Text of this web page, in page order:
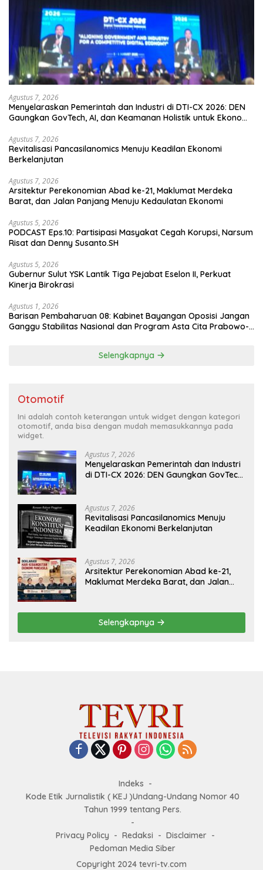
Agustus 7, 2026
Menyelaraskan Pemerintah dan Industri di DTI-CX 2026: DEN
Gaungkan GovTech, AI, dan Keamanan Holistik untuk Ekonomi
Agustus 7, 2026
Revitalisasi Pancasilanomics Menuju Keadilan Ekonomi
Berkelanjutan
Agustus 7, 2026
Arsitektur Perekonomian Abad ke-21, Maklumat Merdeka
Barat, dan Jalan Panjang Menuju Kedaulatan Ekonomi
Agustus 5, 2026
PODCAST Eps.10: Partisipasi Masyakat Cegah Korupsi, Narsum
Risat dan Denny Susanto.SH
Agustus 5, 2026
Gubernur Sulut YSK Lantik Tiga Pejabat Eselon II, Perkuat
Kinerja Birokrasi
Agustus 1, 2026
Barisan Pembaharuan 08: Kabinet Bayangan Oposisi Jangan
Ganggu Stabilitas Nasional dan Program Asta Cita Prabowo-
Selengkapnya
Otomotif
Ini adalah contoh keterangan untuk widget dengan kategori
otomotif, anda bisa dengan mudah memasukkannya pada
widget.
Agustus 7, 2026
Menyelaraskan Pemerintah dan Industri
di DTI-CX 2026: DEN Gaungkan GovTech,
Agustus 7, 2026
Revitalisasi Pancasilanomics Menuju
Keadilan Ekonomi Berkelanjutan
Agustus 7, 2026
Arsitektur Perekonomian Abad ke-21,
Maklumat Merdeka Barat, dan Jalan
Selengkapnya
Indeks
Kode Etik Jurnalistik ( KEJ )Undang-Undang Nomor 40
Tahun 1999 tentang Pers.
Privacy Policy Redaksi
Disclaimer
Pedoman Media Siber
Copyright 2024 tevri-tv.com